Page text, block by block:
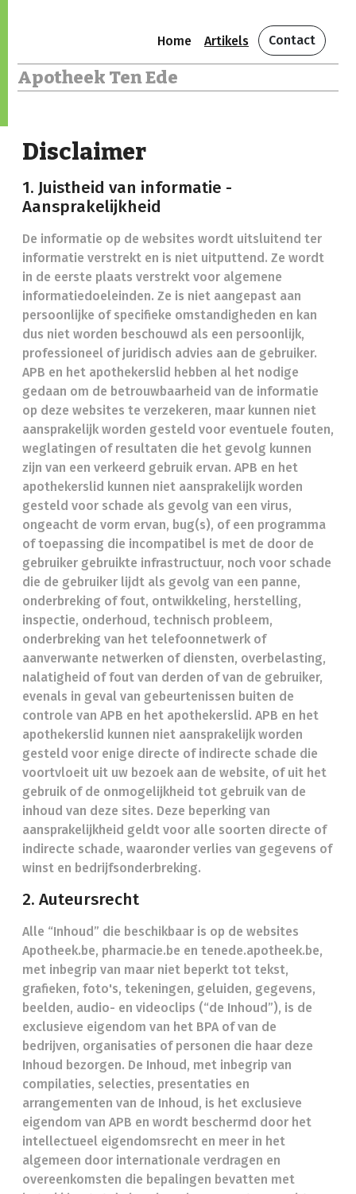
Home Artikels Contact
Apotheek Ten Ede
Disclaimer
1. Juistheid van informatie -
Aansprakelijkheid
De informatie op de websites wordt uitsluitend ter
informatie verstrekt en is niet uitputtend. Ze wordt
in de eerste plaats verstrekt voor algemene
informatiedoeleinden. Ze is niet aangepast aan
persoonlijke of specifieke omstandigheden en kan
dus niet worden beschouwd als een persoonlijk,
professioneel of juridisch advies aan de gebruiker.
APB en het apothekerslid hebben al het nodige
gedaan om de betrouwbaarheid van de informatie
op deze websites te verzekeren, maar kunnen niet
aansprakelijk worden gesteld voor eventuele fouten,
weglatingen of resultaten die het gevolg kunnen
zijn van een verkeerd gebruik ervan. APB en het
apothekerslid kunnen niet aansprakelijk worden
gesteld voor schade als gevolg van een virus,
ongeacht de vorm ervan, bug(s), of een programma
of toepassing die incompatibel is met de door de
gebruiker gebruikte infrastructuur, noch voor schade
die de gebruiker lijdt als gevolg van een panne,
onderbreking of fout, ontwikkeling, herstelling,
inspectie, onderhoud, technisch probleem,
onderbreking van het telefoonnetwerk of
aanverwante netwerken of diensten, overbelasting,
nalatigheid of fout van derden of van de gebruiker,
evenals in geval van gebeurtenissen buiten de
controle van APB en het apothekerslid. APB en het
apothekerslid kunnen niet aansprakelijk worden
gesteld voor enige directe of indirecte schade die
voortvloeit uit uw bezoek aan de website, of uit het
gebruik of de onmogelijkheid tot gebruik van de
inhoud van deze sites. Deze beperking van
aansprakelijkheid geldt voor alle soorten directe of
indirecte schade, waaronder verlies van gegevens of
winst en bedrijfsonderbreking.
2. Auteursrecht
Alle “Inhoud” die beschikbaar is op de websites
Apotheek.be, pharmacie.be en tenede.apotheek.be,
met inbegrip van maar niet beperkt tot tekst,
grafieken, foto's, tekeningen, geluiden, gegevens,
beelden, audio- en videoclips (“de Inhoud”), is de
exclusieve eigendom van het BPA of van de
bedrijven, organisaties of personen die haar deze
Inhoud bezorgen. De Inhoud, met inbegrip van
compilaties, selecties, presentaties en
arrangementen van de Inhoud, is het exclusieve
eigendom van APB en wordt beschermd door het
intellectueel eigendomsrecht en meer in het
algemeen door internationale verdragen en
overeenkomsten die bepalingen bevatten met